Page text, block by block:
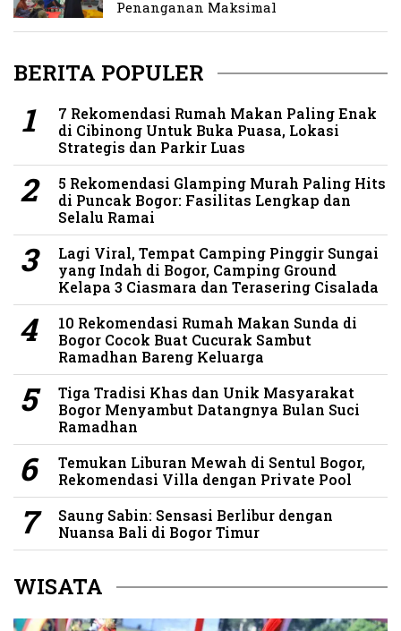
Penanganan Maksimal
BERITA POPULER
7 Rekomendasi Rumah Makan Paling Enak
di Cibinong Untuk Buka Puasa, Lokasi
Strategis dan Parkir Luas
5 Rekomendasi Glamping Murah Paling Hits
di Puncak Bogor: Fasilitas Lengkap dan
Selalu Ramai
Lagi Viral, Tempat Camping Pinggir Sungai
yang Indah di Bogor, Camping Ground
Kelapa 3 Ciasmara dan Terasering Cisalada
10 Rekomendasi Rumah Makan Sunda di
Bogor Cocok Buat Cucurak Sambut
Ramadhan Bareng Keluarga
Tiga Tradisi Khas dan Unik Masyarakat
Bogor Menyambut Datangnya Bulan Suci
Ramadhan
Temukan Liburan Mewah di Sentul Bogor,
Rekomendasi Villa dengan Private Pool
Saung Sabin: Sensasi Berlibur dengan
Nuansa Bali di Bogor Timur
WISATA